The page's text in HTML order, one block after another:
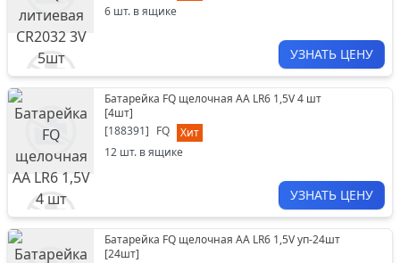
6 шт. в ящике
УЗНАТЬ ЦЕНУ
Батарейка FQ щелочная АА LR6 1,5V 4 шт
[4шт]
[188391] FQ
Хит
12 шт. в ящике
УЗНАТЬ ЦЕНУ
Батарейка FQ щелочная АА LR6 1,5V уп-24шт
[24шт]